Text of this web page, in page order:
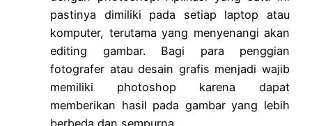
pastinya dimiliki pada setiap laptop atau
komputer, terutama yang menyenangi akan
editing gambar. Bagi para penggian
fotografer atau desain grafis menjadi wajib
memiliki photoshop karena dapat
memberikan hasil pada gambar yang lebih
berbeda dan sempurna.